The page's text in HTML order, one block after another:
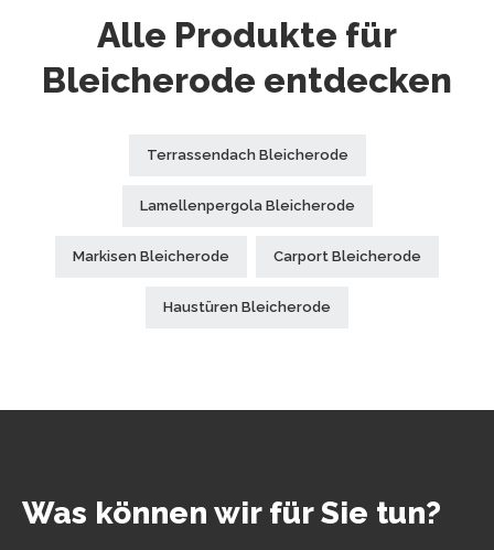
Alle Produkte für
Bleicherode entdecken
Terrassendach Bleicherode
Lamellenpergola Bleicherode
Markisen Bleicherode Carport Bleicherode
Haustüren Bleicherode
Was können wir für Sie tun?